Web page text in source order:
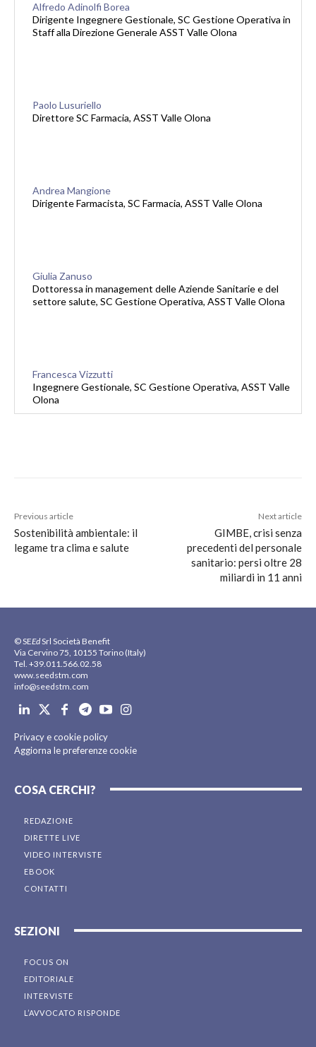
Alfredo Adinolfi Borea
Dirigente Ingegnere Gestionale, SC Gestione Operativa in
Staff alla Direzione Generale ASST Valle Olona
Paolo Lusuriello
Direttore SC Farmacia, ASST Valle Olona
Andrea Mangione
Dirigente Farmacista, SC Farmacia, ASST Valle Olona
Giulia Zanuso
Dottoressa in management delle Aziende Sanitarie e del
settore salute, SC Gestione Operativa, ASST Valle Olona
Francesca Vizzutti
Ingegnere Gestionale, SC Gestione Operativa, ASST Valle
Olona
Previous article
Sostenibilità ambientale: il
legame tra clima e salute
Next article
GIMBE, crisi senza
precedenti del personale
sanitario: persi oltre 28
miliardi in 11 anni
© SEEdSrl Società Benefit
Via Cervino 75, 10155 Torino (Italy)
Tel. +39.011.566.02.58
www.seedstm.com
info@seedstm.com
Privacy e cookie policy
Aggiorna le preferenze cookie
COSA CERCHI?
REDAZIONE
DIRETTE LIVE
VIDEO INTERVISTE
EBOOK
CONTATTI
SEZIONI
FOCUS ON
EDITORIALE
INTERVISTE
L’AVVOCATO RISPONDE